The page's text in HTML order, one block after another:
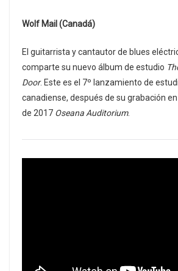
Wolf Mail (Canadá)
El guitarrista y cantautor de blues
comparte su nuevo álbum de estudio
Door. Este es el 7º lanzamiento de
canadiense, después de su grabación
de 2017 Oseana Auditorium.